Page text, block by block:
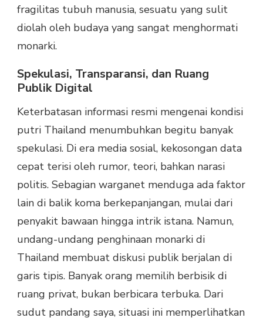
fragilitas tubuh manusia, sesuatu yang sulit
diolah oleh budaya yang sangat menghormati
monarki.
Spekulasi, Transparansi, dan Ruang
Publik Digital
Keterbatasan informasi resmi mengenai kondisi
putri Thailand menumbuhkan begitu banyak
spekulasi. Di era media sosial, kekosongan data
cepat terisi oleh rumor, teori, bahkan narasi
politis. Sebagian warganet menduga ada faktor
lain di balik koma berkepanjangan, mulai dari
penyakit bawaan hingga intrik istana. Namun,
undang-undang penghinaan monarki di
Thailand membuat diskusi publik berjalan di
garis tipis. Banyak orang memilih berbisik di
ruang privat, bukan berbicara terbuka. Dari
sudut pandang saya, situasi ini memperlihatkan